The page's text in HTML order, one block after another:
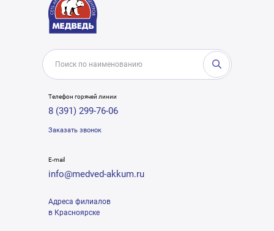
Телефон горячей линии
8 (391) 299-76-06
Заказать звонок
E-mail
info@medved-akkum.ru
Адреса филиалов
в Красноярске